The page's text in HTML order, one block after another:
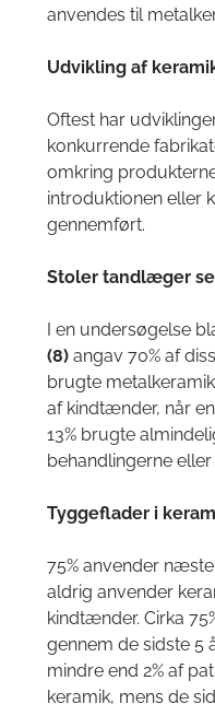
SENESTE ARTIKEL
Tandklinik åbning i 2026
Opfølgning på
Tandimplantater – Guided
Cephalometri
ARKIV
anvendes til
Udvikling af
Oftest har
konkurrende
omkring
introduktionen eller
gennemført.
Stoler tandlæger
I en undersøgelse
(8)angav 70% af
brugte
af kindtænder, når
13% brugte
behandlingerne eller
Tyggeflader i
75% anvender
aldrig anvender
kindtænder. Cirka
gennem de sidste 5
mindre end 2% af
keramik, mens de